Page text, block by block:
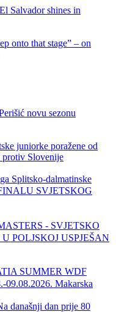
Salvador shines in
onto that stage” – on
novu sezonu
juniorke poražene od
protiv Slovenije
Splitsko-dalmatinske
SVJETSKOG
- SVJETSKO
POLJSKOJ USPJEŠAN
SUMMER WDF
Makarska
današnji dan prije 80